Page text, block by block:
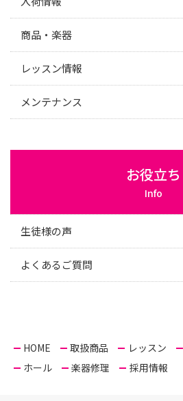
商品・楽器
レッスン情報
メンテナンス
お役立ち
Info
生徒様の声
よくあるご質問
HOME 取扱商品 レッスン
ホール
楽器修理 採用情報